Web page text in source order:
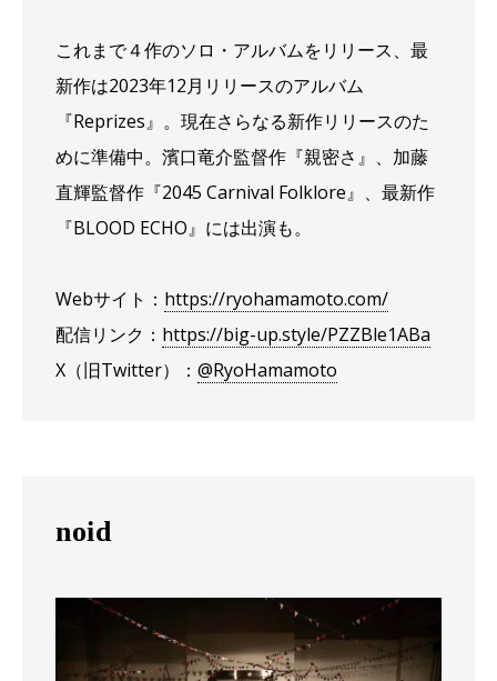
これまで４作のソロ・アルバムをリリース、最
新作は2023年12月リリースのアルバム
『Reprizes』。現在さらなる新作リリースのた
めに準備中。濱口竜介監督作『親密さ』、加藤
直輝監督作『2045 Carnival Folklore』、最新作
『BLOOD ECHO』には出演も。
Webサイト： https://ryohamamoto.com/
配信リンク： https://big-up.style/PZZBle1ABa
X（旧Twitter）： @RyoHamamoto
noid